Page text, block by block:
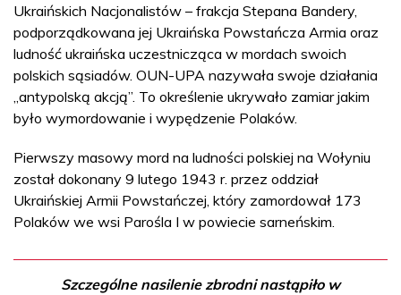
Ukraińskich Nacjonalistów – frakcja Stepana Bandery,
podporządkowana jej Ukraińska Powstańcza Armia oraz
ludność ukraińska uczestnicząca w mordach swoich
polskich sąsiadów. OUN-UPA nazywała swoje działania
„antypolską akcją”. To określenie ukrywało zamiar jakim
było wymordowanie i wypędzenie Polaków.
Pierwszy masowy mord na ludności polskiej na Wołyniu
został dokonany 9 lutego 1943 r. przez oddział
Ukraińskiej Armii Powstańczej, który zamordował 173
Polaków we wsi Parośla I w powiecie sarneńskim.
Szczególne nasilenie zbrodni nastąpiło w